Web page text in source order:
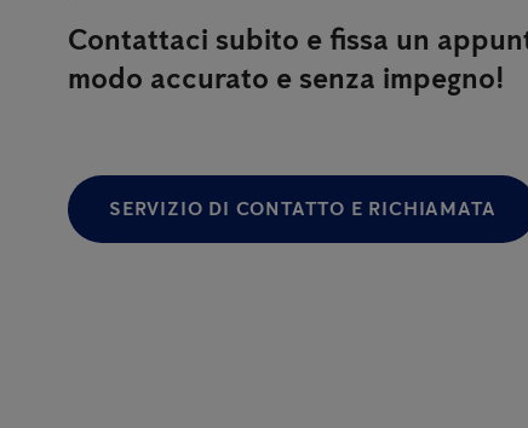
Contattaci subito e fissa un
modo accurato e senza impegno!
SERVIZIO DI CONTATTO E RICHIAMATA